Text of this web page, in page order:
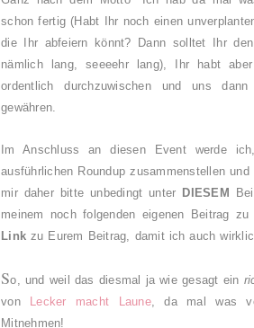
schon fertig (Habt Ihr noch einen
die Ihr abfeiern könnt? Dann solltet Ihr
nämlich lang, seeeehr lang), Ihr habt
ordentlich durchzuwischen und uns
gewähren.
Im Anschluss an diesen Event werde
ausführlichen Roundup zusammenstellen
mir daher bitte unbedingt unter DIESEM
meinem noch folgenden eigenen Beitrag
Link zu Eurem Beitrag, damit ich auch
So, und weil das diesmal ja wie gesagt ein
von
Lecker macht Laune, da mal was
Mitnehmen!